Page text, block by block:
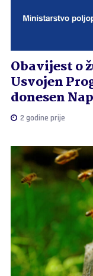
Obavijest o
Usvojen
donesen
2 godine prije